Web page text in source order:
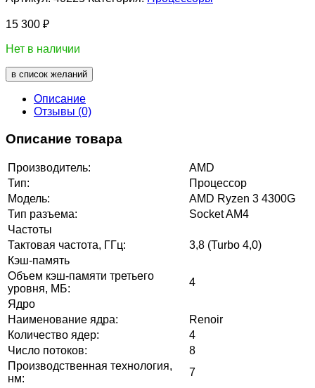
15 300 ₽
Нет в наличии
в список желаний
Описание
Отзывы (0)
Описание товара
Производитель:
AMD
Тип:
Процессор
Модель:
AMD Ryzen 3 4300G
Тип разъема:
Socket AM4
Частоты
Тактовая частота, ГГц:
3,8 (Turbo 4,0)
Кэш-память
Объем кэш-памяти третьего
уровня, МБ:
4
Ядро
Наименование ядра:
Renoir
Количество ядер:
4
Число потоков:
8
Производственная технология,
нм:
7